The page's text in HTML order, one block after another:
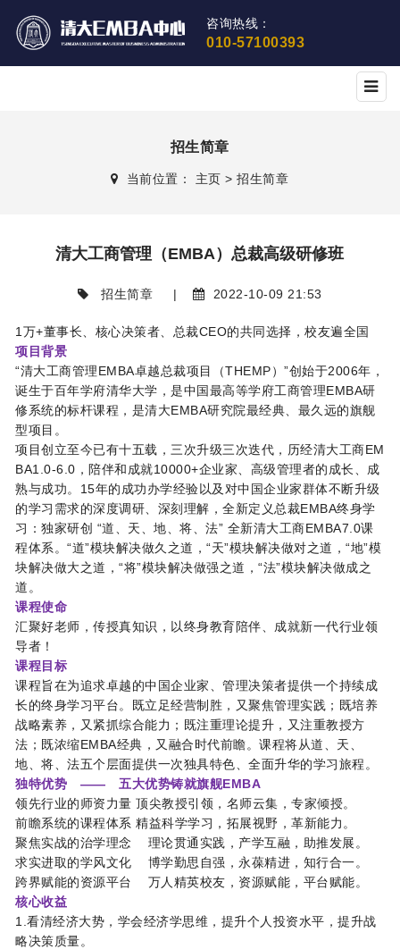
咨询热线：
010-57100393
招生简章
当前位置： 主页 >招生简章
清大工商管理（EMBA）总裁高级研修班
招生简章 | 2022-10-09 21:53
1万+董事长、核心决策者、总裁CEO的共同选择，校友遍全国
项目背景
“清大工商管理EMBA卓越总裁项目（THEMP）”创始于2006年，
诞生于百年学府清华大学，是中国最高等学府工商管理EMBA研
修系统的标杆课程，是清大EMBA研究院最经典、最久远的旗舰
型项目。
项目创立至今已有十五载，三次升级三次迭代，历经清大工商EM
BA1.0-6.0，陪伴和成就10000+企业家、高级管理者的成长、成
熟与成功。15年的成功办学经验以及对中国企业家群体不断升级
的学习需求的深度调研、深刻理解，全新定义总裁EMBA终身学
习：独家研创 “道、天、地、将、法” 全新清大工商EMBA7.0课
程体系。“道”模块解决做久之道，“天”模块解决做对之道，“地”模
块解决做大之道，“将”模块解决做强之道，“法”模块解决做成之
道。
课程使命
汇聚好老师，传授真知识，以终身教育陪伴、成就新一代行业领
导者！
课程目标
课程旨在为追求卓越的中国企业家、管理决策者提供一个持续成
长的终身学习平台。既立足经营制胜，又聚焦管理实践；既培养
战略素养，又紧抓综合能力；既注重理论提升，又注重教授方
法；既浓缩EMBA经典，又融合时代前瞻。课程将从道、天、
地、将、法五个层面提供一次独具特色、全面升华的学习旅程。
独特优势 —— 五大优势铸就旗舰EMBA
领先行业的师资力量 顶尖教授引领，名师云集，专家倾授。
前瞻系统的课程体系 精益科学学习，拓展视野，革新能力。
聚焦实战的治学理念 理论贯通实践，产学互融，助推发展。
求实进取的学风文化 博学勤思自强，永葆精进，知行合一。
跨界赋能的资源平台 万人精英校友，资源赋能，平台赋能。
核心收益
1.看清经济大势，学会经济学思维，提升个人投资水平，提升战
略决策质量。